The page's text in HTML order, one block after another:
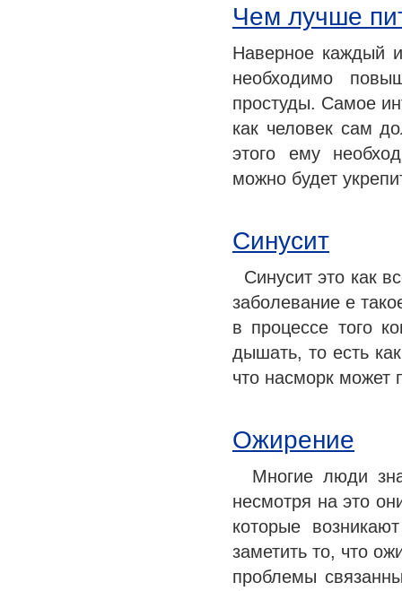
Чем лучше
Наверное каждый
необходимо
простуды. Самое
как человек сам
этого ему
можно будет
Синусит
Синусит это как
заболевание е
в процессе того
дышать, то есть
что насморк может
Ожирение
Многие люди
несмотря на это
которые
заметить то, что
проблемы